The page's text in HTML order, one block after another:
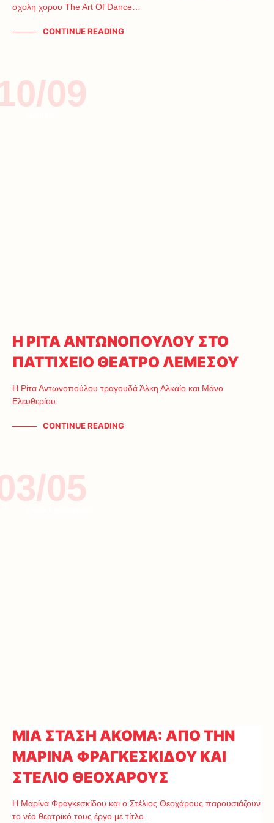
σχολη χορου The Art Of Dance…
CONTINUE READING
09
Η ΡΙΤΑ ΑΝΤΩΝΟΠΟΥΛΟΥ ΣΤΟ
ΠΑΤΤΙΧΕΙΟ ΘΕΑΤΡΟ ΛΕΜΕΣΟΥ
Η Ρίτα Αντωνοπούλου τραγουδά Άλκη Αλκαίο και Μάνο
Ελευθερίου.
CONTINUE READING
05
ΜΙΑ ΣΤΑΣΗ ΑΚΟΜΑ: ΑΠΟ ΤΗΝ
ΜΑΡΙΝΑ ΦΡΑΓΚΕΣΚΙΔΟΥ ΚΑΙ
ΣΤΕΛΙΟ ΘΕΟΧΑΡΟΥΣ
Η Μαρίνα Φραγκεσκίδου και ο Στέλιος Θεοχάρους παρουσιάζουν
το νέο θεατρικό τους έργο με τίτλο…